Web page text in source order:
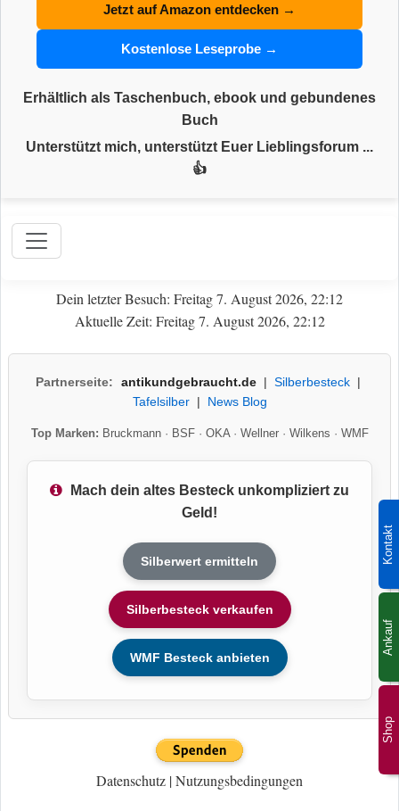
Shop
Kontakt
Ankauf
Jetzt auf Amazon entdecken →
Kostenlose Leseprobe →
Erhältlich als Taschenbuch, ebook und gebundenes
Buch
Unterstützt mich, unterstützt Euer Lieblingsforum ...
👍
Dein letzter Besuch: Freitag 7. August 2026, 22:12
Aktuelle Zeit: Freitag 7. August 2026, 22:12
Partnerseite: antikundgebraucht.de| Silberbesteck|
Tafelsilber| News Blog
Top Marken: Bruckmann· BSF· OKA· Wellner· Wilkens · WMF
Mach dein altes Besteck unkompliziert zu
Geld!
Silberwert ermitteln
Silberbesteck verkaufen
WMF Besteck anbieten
Datenschutz |Nutzungsbedingungen